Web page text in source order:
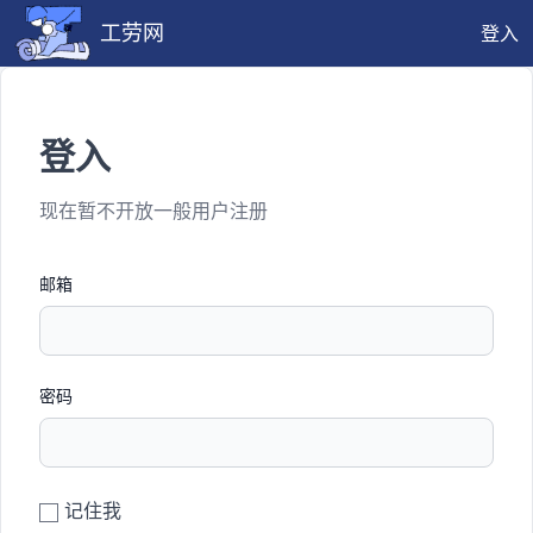
工劳网 登入
登入
现在暂不开放一般用户注册
邮箱
密码
记住我